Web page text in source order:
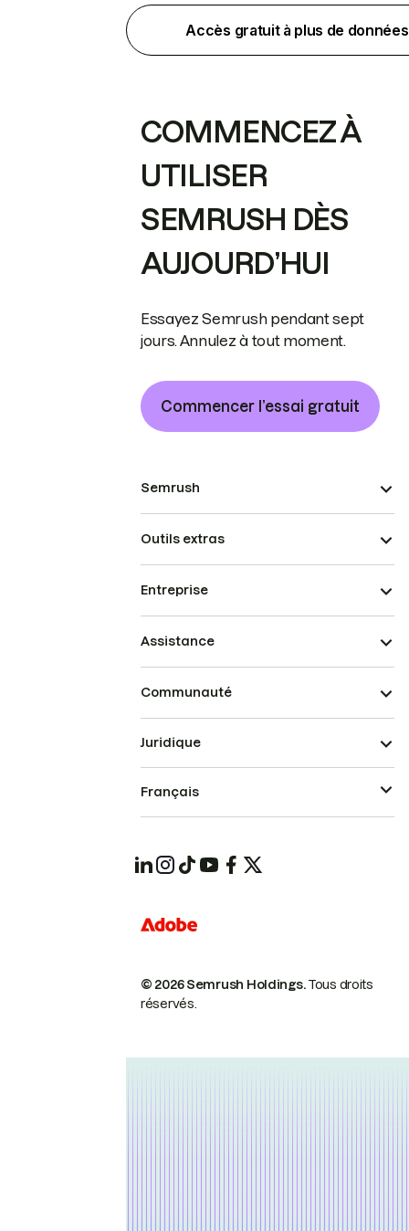
Accès gratuit à plus de données
COMMENCEZ À
UTILISER
SEMRUSH DÈS
AUJOURD’HUI
Essayez Semrush pendant sept
jours. Annulez à tout moment.
Commencer l’essai gratuit
Semrush
Outils extras
Entreprise
Assistance
Communauté
© 2026 Semrush Holdings.Tous droits
réservés.
Juridique
Français